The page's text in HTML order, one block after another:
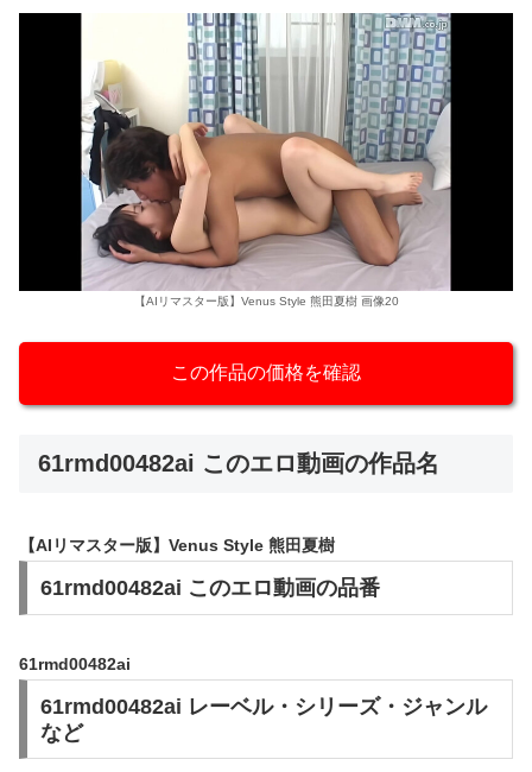
【AIリマスター版】Venus Style 熊田夏樹 画像20
この作品の価格を確認
61rmd00482ai このエロ動画の作品名
【AIリマスター版】Venus Style 熊田夏樹
61rmd00482ai このエロ動画の品番
61rmd00482ai
61rmd00482ai レーベル・シリーズ・ジャンル
など